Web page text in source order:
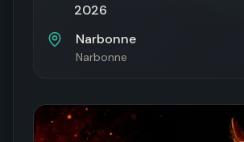
2026
Narbonne
Narbonne